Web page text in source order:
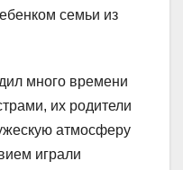
семьи из
много времени
их родители
атмосферу
играли